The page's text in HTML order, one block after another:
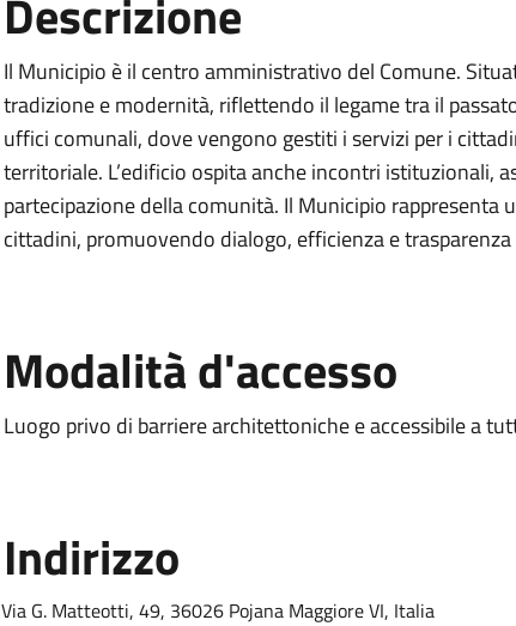
Descrizione
Il Municipio è il centro amministrativo del Comune.
tradizione e modernità, riflettendo il legame tra il
uffici comunali, dove vengono gestiti i servizi per i
territoriale. L’edificio ospita anche incontri istituzionali,
partecipazione della comunità. Il Municipio
cittadini, promuovendo dialogo, efficienza e
Modalità d'accesso
Luogo privo di barriere architettoniche e accessibile a
Indirizzo
Via G. Matteotti, 49, 36026 Pojana Maggiore VI, Italia